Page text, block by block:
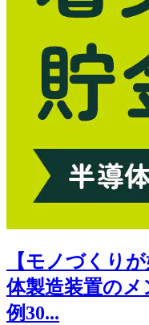
【モノづくり
体製造装置の
例30...